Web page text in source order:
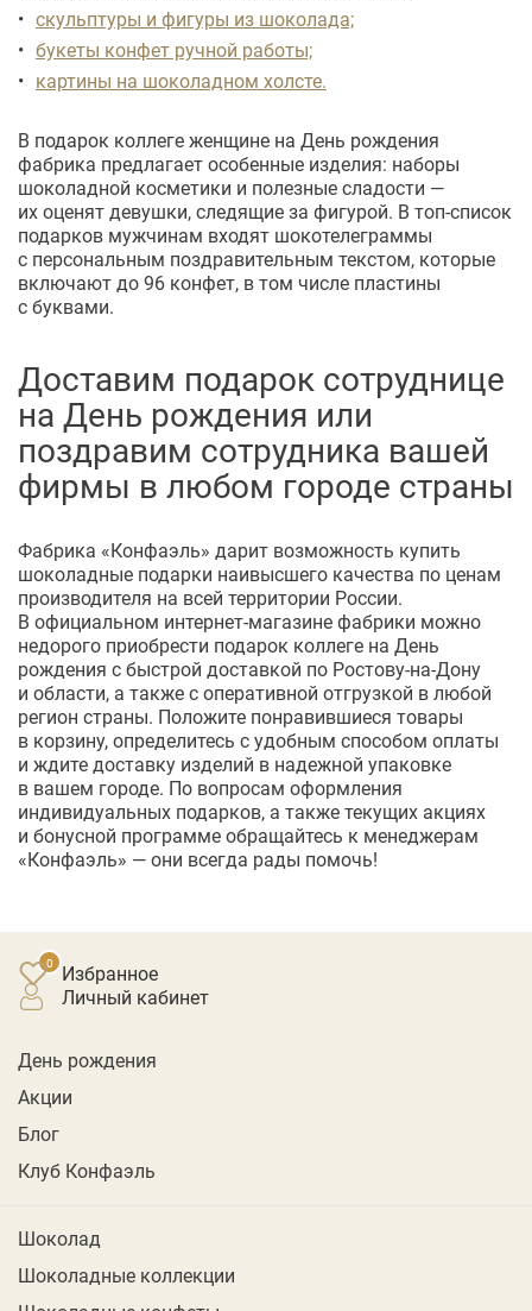
скульптуры и фигуры из шоколада;
букеты конфет ручной работы;
картины на шоколадном холсте.
В подарок коллеге женщине на День рождения
фабрика предлагает особенные изделия: наборы
шоколадной косметики и полезные сладости —
их оценят девушки, следящие за фигурой. В топ-список
подарков мужчинам входят шокотелеграммы
с персональным поздравительным текстом, которые
включают до 96 конфет, в том числе пластины
с буквами.
Доставим подарок сотруднице
на День рождения или
поздравим сотрудника вашей
фирмы в любом городе страны
Фабрика «Конфаэль» дарит возможность купить
шоколадные подарки наивысшего качества по ценам
производителя на всей территории России.
В официальном интернет-магазинефабрики можно
недорого приобрести подарок коллеге на День
рождения с быстрой доставкой по Ростову-на-Дону
и области, а также с оперативной отгрузкой в любой
регион страны. Положите понравившиеся товары
в корзину, определитесь с удобным способом оплаты
и ждите доставку изделий в надежной упаковке
в вашем городе. По вопросам оформления
индивидуальных подарков, а также текущих акциях
и бонусной программе обращайтесь к менеджерам
«Конфаэль» — они всегда рады помочь!
Избранное
личный кабинет
День рождения
Акции
Блог
Клуб Конфаэль
Шоколад
Шоколадные коллекции